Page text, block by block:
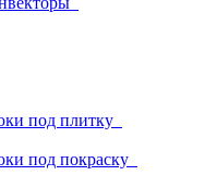
под плитку
под покраску